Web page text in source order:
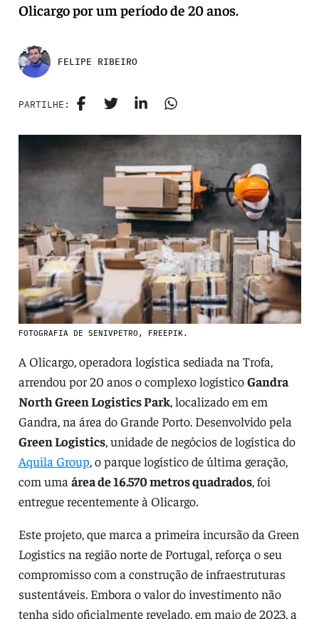
Olicargo por um período de 20 anos.
FELIPE RIBEIRO
PARTILHE:
FOTOGRAFIA DE SENIVPETRO, FREEPIK.
A Olicargo, operadora logística sediada na Trofa,
arrendou por 20 anos o complexo logísticoGandra
North Green Logistics Park, localizado em em
Gandra, na área do Grande Porto. Desenvolvido pela
Green Logistics, unidade de negócios de logística do
Aquila Group, o parque logístico de última geração,
com uma área de 16.570 metros quadrados, foi
entregue recentemente à Olicargo.
Este projeto, que marca a primeira incursão da Green
Logistics na região norte de Portugal, reforça o seu
compromisso com a construção de infraestruturas
sustentáveis. Embora o valor do investimento não
tenha sido oficialmente revelado, em maio de 2023, a